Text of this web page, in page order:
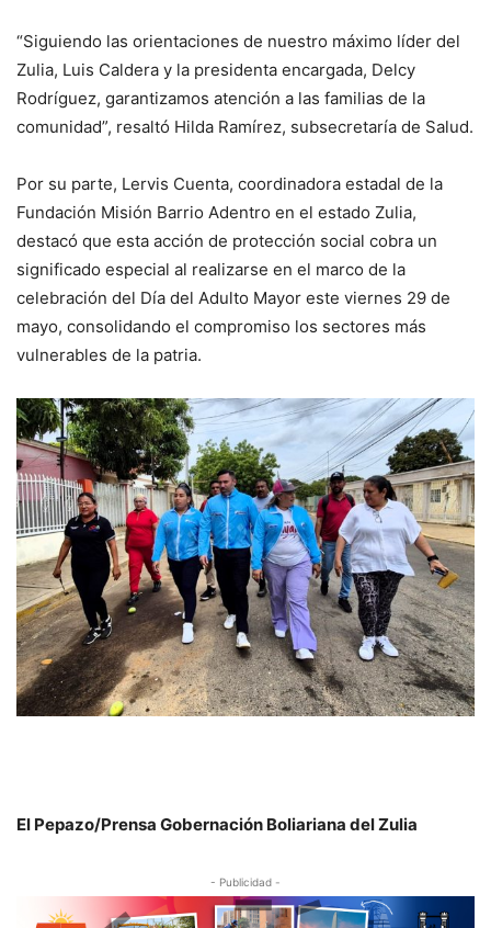
“Siguiendo las orientaciones de nuestro máximo líder del
Zulia, Luis Caldera y la presidenta encargada, Delcy
Rodríguez, garantizamos atención a las familias de la
comunidad”, resaltó Hilda Ramírez, subsecretaría de Salud.
Por su parte, Lervis Cuenta, coordinadora estadal de la
Fundación Misión Barrio Adentro en el estado Zulia,
destacó que esta acción de protección social cobra un
significado especial al realizarse en el marco de la
celebración del Día del Adulto Mayor este viernes 29 de
mayo, consolidando el compromiso los sectores más
vulnerables de la patria.
El Pepazo/Prensa Gobernación Boliariana del Zulia
- Publicidad -